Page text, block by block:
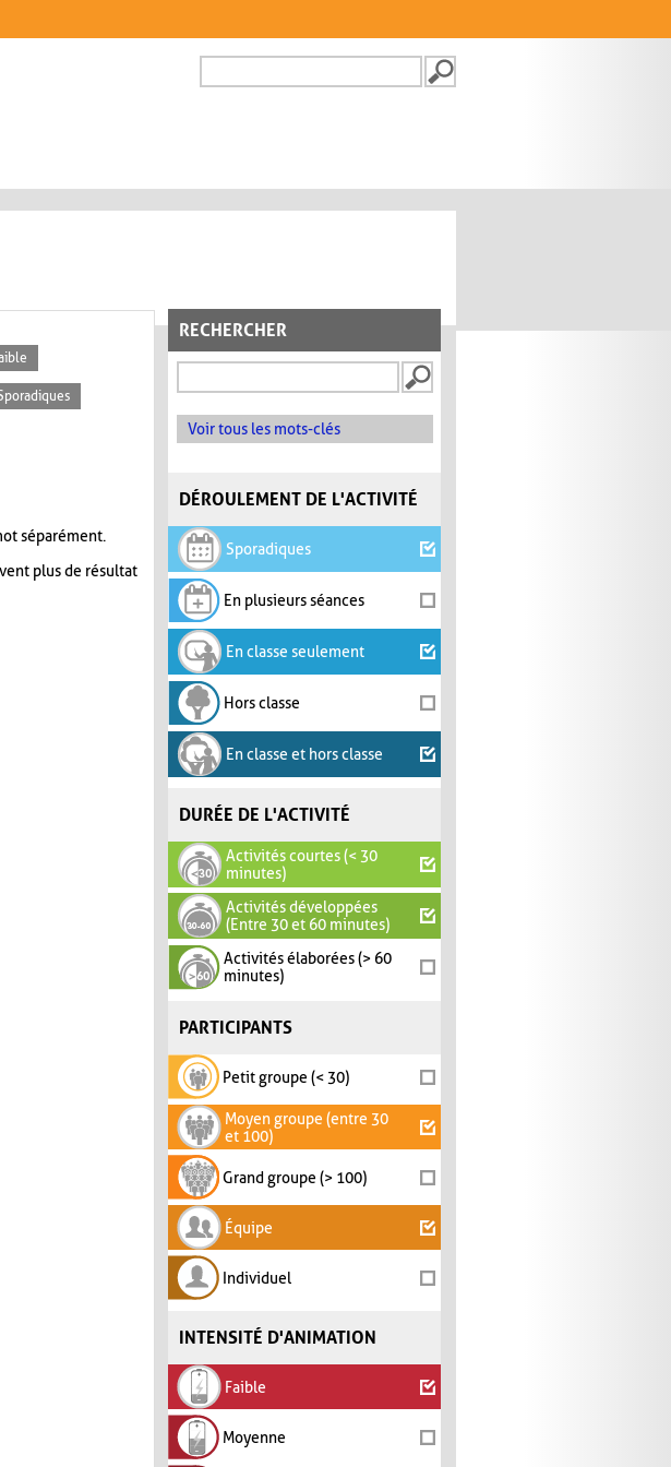
FORMULAIRE DE
RECHERCHER
Voir tous les mots-clés
DÉROULEMENT DE L'ACTIVITÉ
Sporadiques
En plusieurs séances
En classe seulement
Hors classe
En classe et hors classe
DURÉE DE L'ACTIVITÉ
Activités courtes (< 30
minutes)
Activités développées
(Entre 30 et 60 minutes)
Activités élaborées (> 60
minutes)
PARTICIPANTS
Petit groupe (< 30)
Moyen groupe (entre 30
et 100)
Grand groupe (> 100)
Équipe
Individuel
INTENSITÉ D'ANIMATION
Faible
Moyenne
séparément.
plus de résultat